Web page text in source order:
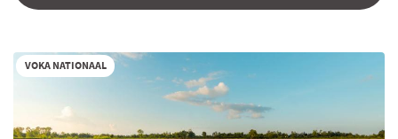
VOKA NATIONAAL